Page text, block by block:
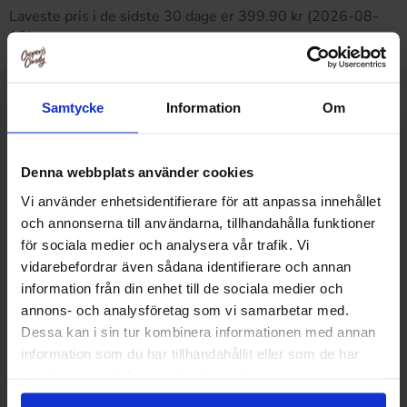
Samtycke Information Om
Denna webbplats använder cookies
Vi använder enhetsidentifierare för att anpassa innehållet
och annonserna till användarna, tillhandahålla funktioner
för sociala medier och analysera vår trafik. Vi
vidarebefordrar även sådana identifierare och annan
information från din enhet till de sociala medier och
annons- och analysföretag som vi samarbetar med.
Dessa kan i sin tur kombinera informationen med annan
information som du har tillhandahållit eller som de har
Laveste pris i de sidste 30 dage er 399.90 kr (2026-08-
10)
Relaterede produkter
-24%